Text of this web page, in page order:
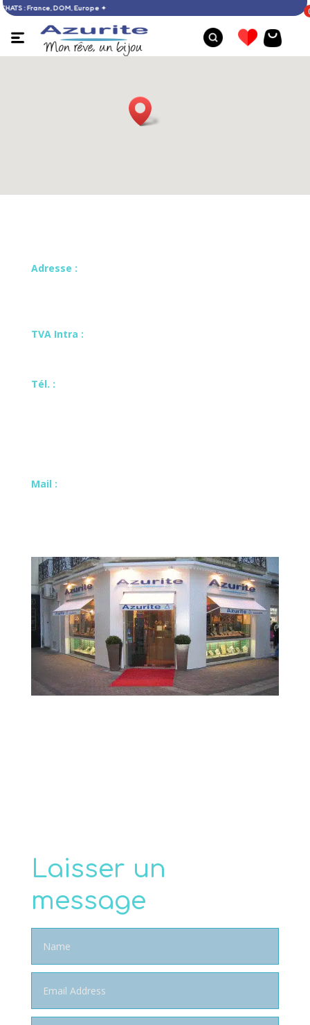
: France, DOM, Europe ✦
Adresse :
TVA Intra :
Tél. :
Mail :
Laisser un
message